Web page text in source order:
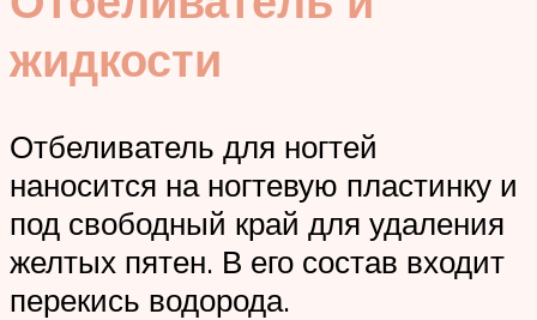
жидкости
Отбеливатель для ногтей
наносится на ногтевую пластинку и
под свободный край для удаления
желтых пятен. В его состав входит
перекись водорода.